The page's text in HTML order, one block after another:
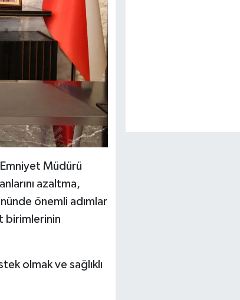
Müdürü
azaltma,
önemli adımlar
birimlerinin
olmak ve sağlıklı